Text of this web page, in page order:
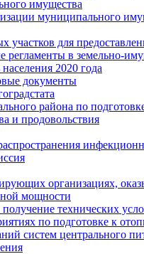
имущества
муниципального
участков для
регламенты в земельно-
2020 года
документы
района по
и продовольствия
организациях,
мощности
технических
по подготовке к
систем центрального